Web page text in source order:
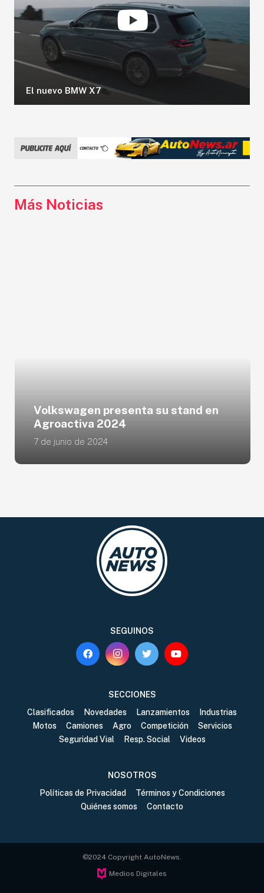
El nuevo BMW X7
Más Noticias
Volkswagen presenta su stand en
Agroactiva 2024
7 de junio de 2024
SEGUINOS
SECCIONES
Clasificados
Novedades Lanzamientos
Industrias
Motos
Camiones Agro Competición
Servicios
Seguridad Vial
Resp. Social Videos
NOSOTROS
Políticas de Privacidad
Términos y Condiciones
Quiénes somos
Contacto
©2024 Copyright AutoNews.
Medios Digitales